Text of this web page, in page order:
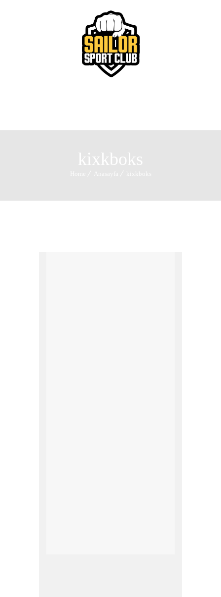
kixkboks
Home Anasayfa kixkboks